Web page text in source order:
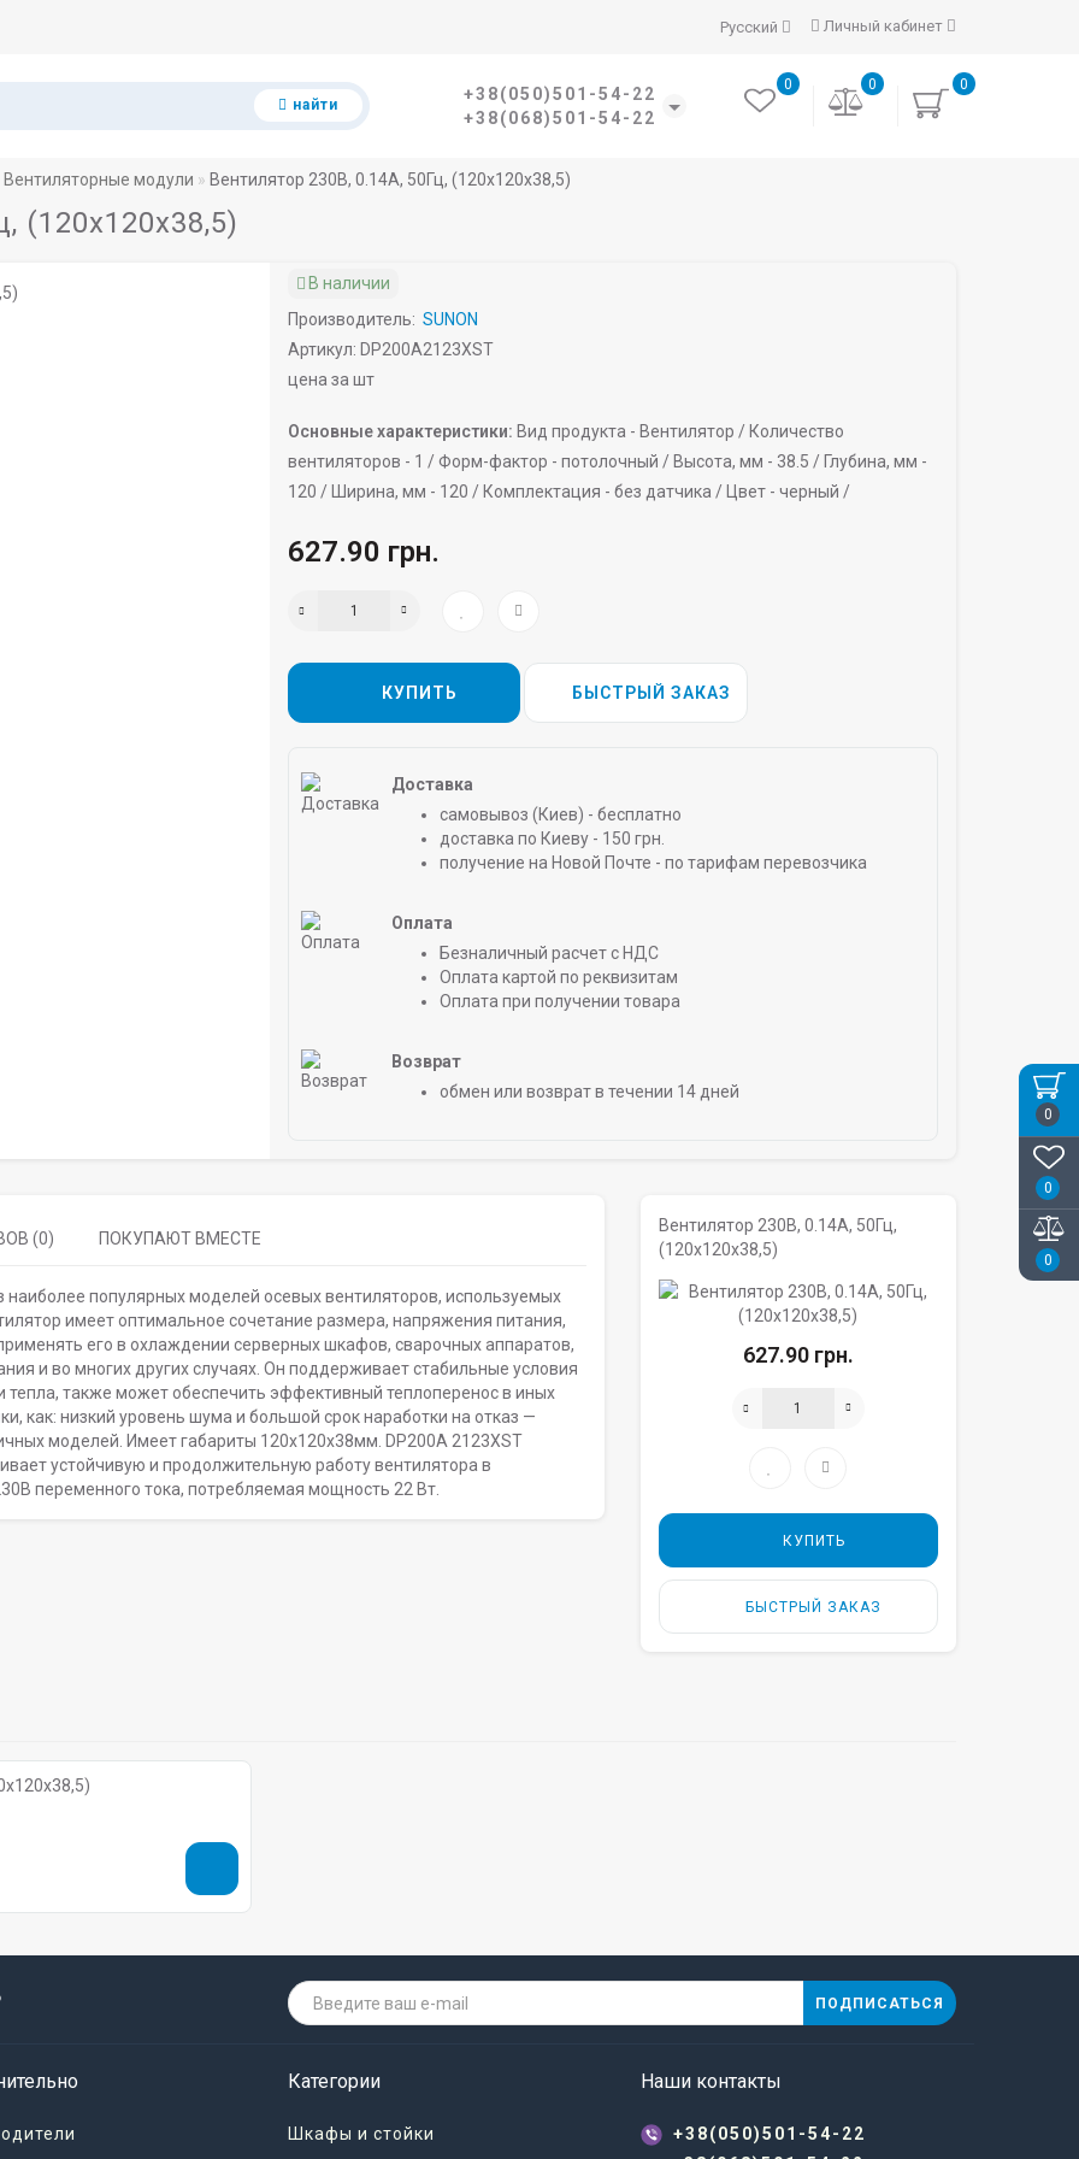
0
0
0
Личный кабинет
Русский
найти
+38(050)501-54-22
+38(068)501-54-22
0
0
0
Вентиляторные модули Вентилятор 230В, 0.14A, 50Гц, (120х120х38,5)
(120х120х38,5)
В наличии
Производитель: SUNON
Артикул: DP200A2123XST
цена за шт
Основные характеристики: Вид продукта - Вентилятор / Количество
вентиляторов - 1 /Форм-фактор - потолочный / Высота, мм - 38.5 / Глубина, мм -
120 /
Ширина, мм - 120 / Комплектация - без датчика / Цвет - черный /
627.90 грн.
КУПИТЬ БЫСТРЫЙ ЗАКАЗ
Доставка
самовывоз (Киев) - бесплатно
доставка по Киеву - 150 грн.
получение на Новой Почте - по тарифам перевозчика
Оплата
Безналичный расчет с НДС
Оплата картой по реквизитам
Оплата при получении товара
Возврат
обмен или возврат в течении 14 дней
(0) ПОКУПАЮТ ВМЕСТЕ
наиболее популярных моделей осевых вентиляторов, используемых
имеет оптимальное сочетание размера, напряжения питания,
его в охлаждении серверных шкафов, сварочных аппаратов,
и во многих других случаях. Он поддерживает стабильные условия
также может обеспечить эффективный теплоперенос в иных
как: низкий уровень шума и большой срок наработки на отказ —
моделей. Имеет габариты 120х120х38мм. DP200A 2123XST
устойчивую и продолжительную работу вентилятора в
переменного тока, потребляемая мощность 22 Вт.
Вентилятор 230В, 0.14A, 50Гц,
(120х120х38,5)
627.90 грн.
КУПИТЬ
БЫСТРЫЙ ЗАКАЗ
ПОДПИСАТЬСЯ
Категории
Шкафы и стойки
Наши контакты
+38(050)501-54-22